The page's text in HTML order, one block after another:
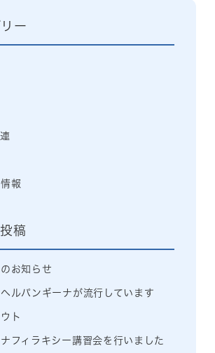
ー
報
稿
お知らせ
ルパンギーナが流行しています
ト
フィラキシー講習会を行いました